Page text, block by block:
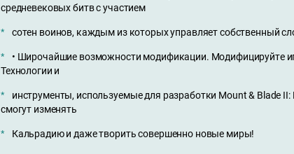
средневековых битв с участием
сотен воинов, каждым из которых управляет собственный
• Широчайшие возможности модификации. Модифицируйте
Технологии и
инструменты, используемые для разработки Mount & Blade
смогут изменять
Кальрадию и даже творить совершенно новые миры!